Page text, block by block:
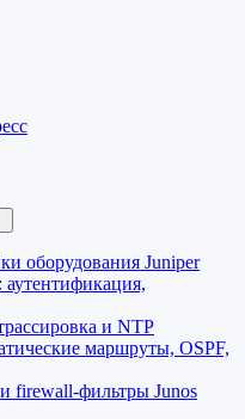
оборудования Juniper
аутентификация,
и NTP
маршруты, OSPF,
firewall-фильтры Junos